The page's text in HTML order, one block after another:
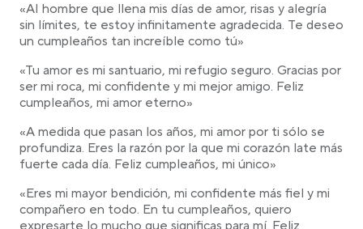
«Al hombre que llena mis días de amor, risas y alegría
sin límites, te estoy infinitamente agradecida. Te deseo
un cumpleaños tan increíble como tú»
«Tu amor es mi santuario, mi refugio seguro. Gracias por
ser mi roca, mi confidente y mi mejor amigo. Feliz
cumpleaños, mi amor eterno»
«A medida que pasan los años, mi amor por ti sólo se
profundiza. Eres la razón por la que mi corazón late más
fuerte cada día. Feliz cumpleaños, mi único»
«Eres mi mayor bendición, mi confidente más fiel y mi
compañero en todo. En tu cumpleaños, quiero
expresarte lo mucho que significas para mí. Feliz